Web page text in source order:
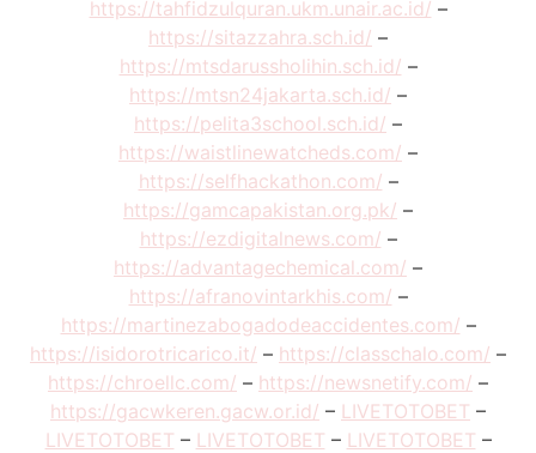
https://tahfidzulquran.ukm.unair.ac.id/ –
https://sitazzahra.sch.id/ –
https://mtsdarussholihin.sch.id/ –
https://mtsn24jakarta.sch.id/ –
https://pelita3school.sch.id/ –
https://waistlinewatcheds.com/ –
https://selfhackathon.com/ –
https://gamcapakistan.org.pk/ –
https://ezdigitalnews.com/ –
https://advantagechemical.com/ –
https://afranovintarkhis.com/ –
https://martinezabogadodeaccidentes.com/ –
https://isidorotricarico.it/ – https://classchalo.com/ –
https://chroellc.com/ – https://newsnetify.com/ –
https://gacwkeren.gacw.or.id/ – LIVETOTOBET –
LIVETOTOBET – LIVETOTOBET – LIVETOTOBET –